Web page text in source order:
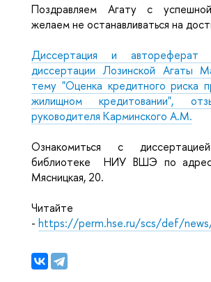
Поздравляем Агату с
желаем не останавливаться на
Диссертация и автореферат
диссертации Лозинской Агаты
тему "Оценка кредитного риска
жилищном кредитовании",
руководителя Карминского А.М.
Ознакомиться с
библиотеке НИУ ВШЭ по
Мясницкая, 20.
Читайте
- https://perm.hse.ru/scs/def/